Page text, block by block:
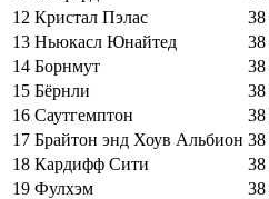
12 Кристал Пэлас 38
13 Ньюкасл Юнайтед 38
14 Борнмут 38
15 Бёрнли 38
16 Саутгемптон 38
17 Брайтон энд Хоув Альбион 38
18 Кардифф Сити 38
19 Фулхэм 38